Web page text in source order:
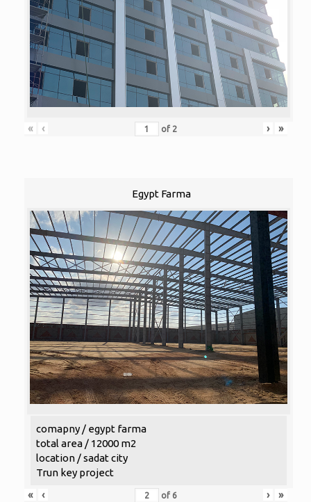
« ‹ of 2 › »
Egypt Farma
comapny / egypt farma
total area / 12000 m2
location / sadat city
Trun key project
«
‹ of 6 › »